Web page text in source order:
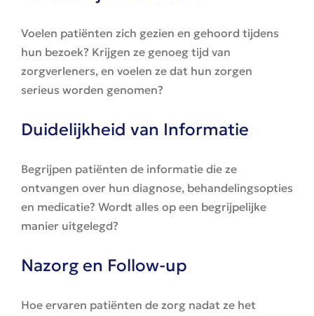
Voelen patiënten zich gezien en gehoord tijdens
hun bezoek? Krijgen ze genoeg tijd van
zorgverleners, en voelen ze dat hun zorgen
serieus worden genomen?
Duidelijkheid van Informatie
Begrijpen patiënten de informatie die ze
ontvangen over hun diagnose, behandelingsopties
en medicatie? Wordt alles op een begrijpelijke
manier uitgelegd?
Nazorg en Follow-up
Hoe ervaren patiënten de zorg nadat ze het